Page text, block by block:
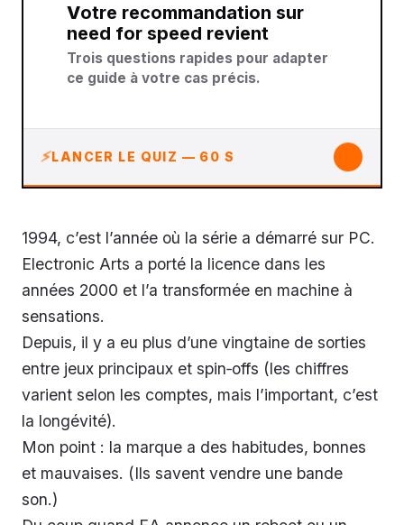
Votre recommandation sur
need for speed revient
Trois questions rapides pour adapter
ce guide à votre cas précis.
LANCER LE QUIZ — 60 S
1994, c’est l’année où la série a démarré sur PC.
Electronic Arts a porté la licence dans les
années 2000 et l’a transformée en machine à
sensations.
Depuis, il y a eu plus d’une vingtaine de sorties
entre jeux principaux et spin‑offs (les chiffres
varient selon les comptes, mais l’important, c’est
la longévité).
Mon point : la marque a des habitudes, bonnes
et mauvaises. (Ils savent vendre une bande
son.)